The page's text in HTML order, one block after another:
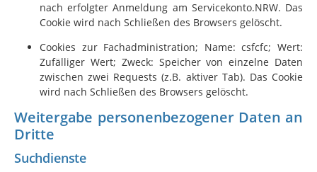
nach erfolgter Anmeldung am Servicekonto.NRW. Das
Cookie wird nach Schließen des Browsers gelöscht.
Cookies zur Fachadministration; Name: csfcfc; Wert:
Zufälliger Wert; Zweck: Speicher von einzelne Daten
zwischen zwei Requests (z.B. aktiver Tab). Das Cookie
wird nach Schließen des Browsers gelöscht.
Weitergabe personenbezogener Daten an
Dritte
Suchdienste